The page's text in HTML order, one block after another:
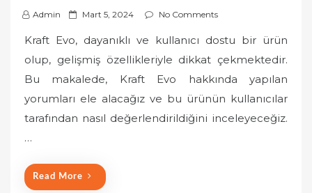
Admin
P
s
t
e
o
Mart 5, 2024 No Comments
Kraft Evo, dayanıklı ve kullanıcı dostu bir ürün
olup, gelişmiş özellikleriyle dikkat çekmektedir.
Bu makalede, Kraft Evo hakkında yapılan
yorumları ele alacağız ve bu ürünün kullanıcılar
tarafından nasıl değerlendirildiğini inceleyeceğiz.
…
Read More